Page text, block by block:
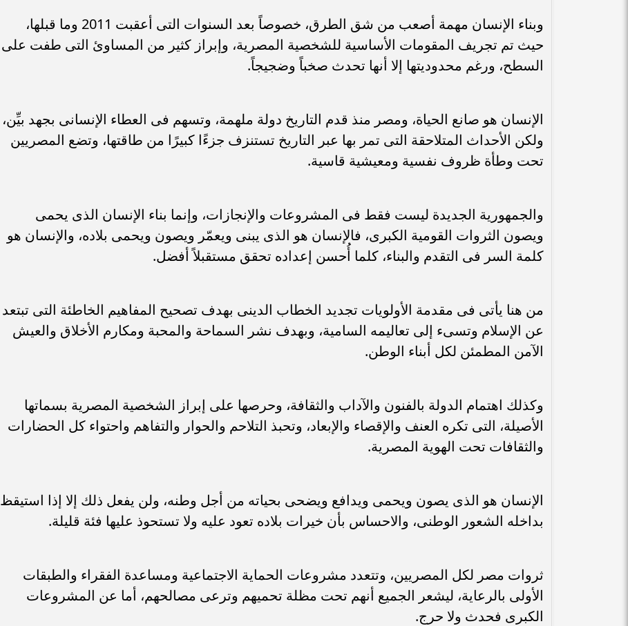
وبناء الإنسان مهمة أصعب من شق الطرق، خصوصاً بعد السنوات التى أعقبت 2011 وما قبلها،
حيث تم تجريف المقومات الأساسية للشخصية المصرية، وإبراز كثير من المساوئ التى طفت على
السطح، ورغم محدوديتها إلا أنها تحدث صخباً وضجيجاً.
الإنسان هو صانع الحياة، ومصر منذ قدم التاريخ دولة ملهمة، وتسهم فى العطاء الإنسانى بجهد بيِّن،
ولكن الأحداث المتلاحقة التى تمر بها عبر التاريخ تستنزف جزءًا كبيرًا من طاقتها، وتضع المصريين
تحت وطأة ظروف نفسية ومعيشية قاسية.
والجمهورية الجديدة ليست فقط فى المشروعات والإنجازات، وإنما بناء الإنسان الذى يحمى
ويصون الثروات القومية الكبرى، فالإنسان هو الذى يبنى ويعمّر ويصون ويحمى بلاده، والإنسان هو
كلمة السر فى التقدم والبناء، كلما أُحسن إعداده تحقق مستقبلاً أفضل.
من هنا يأتى فى مقدمة الأولويات تجديد الخطاب الدينى بهدف تصحيح المفاهيم الخاطئة التى تبتعد
عن الإسلام وتسىء إلى تعاليمه السامية، وبهدف نشر السماحة والمحبة ومكارم الأخلاق والعيش
الآمن المطمئن لكل أبناء الوطن.
وكذلك اهتمام الدولة بالفنون والآداب والثقافة، وحرصها على إبراز الشخصية المصرية بسماتها
الأصيلة، التى تكره العنف والإقصاء والإبعاد، وتحبذ التلاحم والحوار والتفاهم واحتواء كل الحضارات
والثقافات تحت الهوية المصرية.
الإنسان هو الذى يصون ويحمى ويدافع ويضحى بحياته من أجل وطنه، ولن يفعل ذلك إلا إذا استيقظ
بداخله الشعور الوطنى، والاحساس بأن خيرات بلاده تعود عليه ولا تستحوذ عليها فئة قليلة.
ثروات مصر لكل المصريين، وتتعدد مشروعات الحماية الاجتماعية ومساعدة الفقراء والطبقات
الأولى بالرعاية، ليشعر الجميع أنهم تحت مظلة تحميهم وترعى مصالحهم، أما عن المشروعات
الكبرى فحدث ولا حرج.